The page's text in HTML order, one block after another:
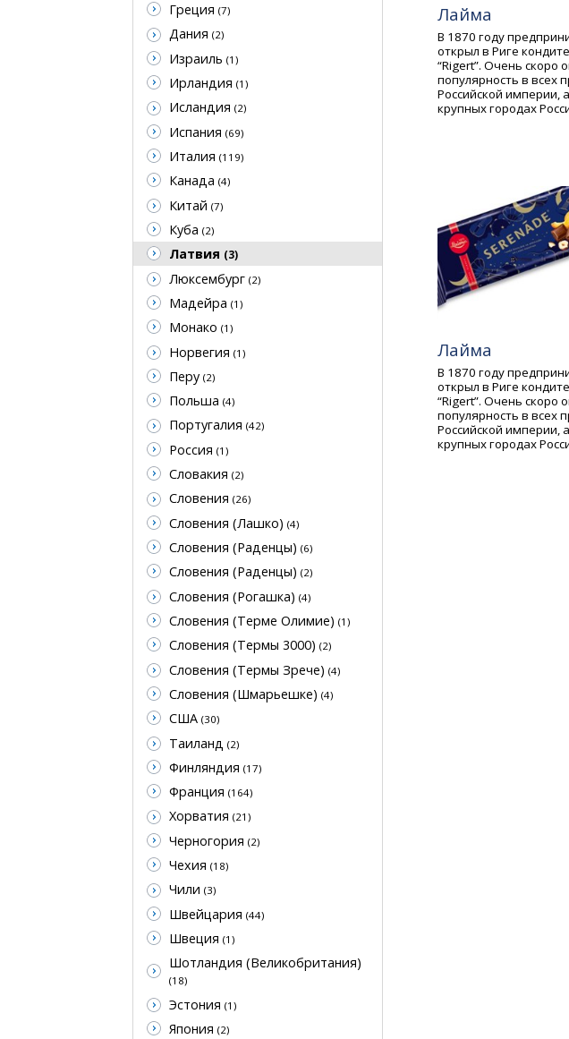
Лайма
В 1870 году
открыл в Риге
“Rigert”. Очень скоро
популярность в всех
Российской империи,
крупных городах
Лайма
В 1870 году
открыл в Риге
“Rigert”. Очень скоро
популярность в всех
Российской империи,
крупных городах
Греция (7)
Дания (2)
Израиль (1)
Ирландия (1)
Исландия (2)
Испания (69)
Италия (119)
Канада (4)
Китай (7)
Куба (2)
Латвия (3)
Люксембург (2)
Мадейра (1)
Монако (1)
Норвегия (1)
Перу (2)
Польша (4)
Португалия (42)
Россия (1)
Словакия (2)
Словения (26)
Словения (Лашко) (4)
Словения (Раденцы) (6)
Словения (Раденцы) (2)
Словения (Рогашка) (4)
Словения (Терме Олимие) (1)
Словения (Термы 3000) (2)
Словения (Термы Зрече) (4)
Словения (Шмарьешке) (4)
США (30)
Таиланд (2)
Финляндия (17)
Франция (164)
Хорватия (21)
Черногория (2)
Чехия (18)
Чили (3)
Швейцария (44)
Швеция (1)
Шотландия (Великобритания)
(18)
Эстония (1)
Япония (2)